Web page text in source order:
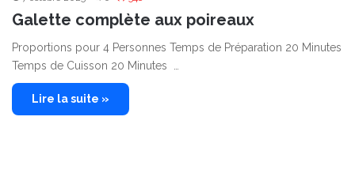
Galette complète aux poireaux
Proportions pour 4 Personnes Temps de Préparation 20 Minutes
Temps de Cuisson 20 Minutes …
Lire la suite »